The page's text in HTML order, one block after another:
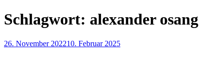
Schlagwort: alexander osang
Veröffentlicht
26. November 202210. Februar 2025